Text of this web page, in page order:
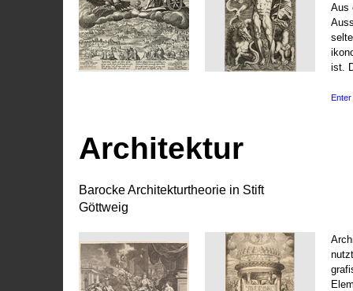
Aus
ist.
Enter
Architektur
Barocke Architekturtheorie in Stift
Göttweig